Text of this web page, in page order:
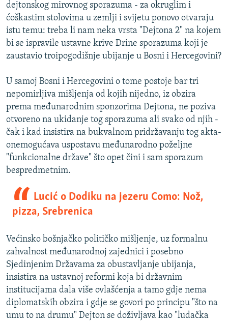
TRI DECENIJE OD RATA U BIH
NASTANAK I RASPAD JUGOSLAVIJE
dejtonskog mirovnog sporazuma - za okruglim i
ćoškastim stolovima u zemlji i svijetu ponovo otvaraju
istu temu: treba li nam neka vrsta "Dejtona 2" na kojem
bi se ispravile ustavne krive Drine sporazuma koji je
zaustavio troipogodišnje ubijanje u Bosni i Hercegovini?
U samoj Bosni i Hercegovini o tome postoje bar tri
nepomirljiva mišljenja od kojih nijedno, iz obzira
prema međunarodnim sponzorima Dejtona, ne poziva
otvoreno na ukidanje tog sporazuma ali svako od njih -
čak i kad insistira na bukvalnom pridržavanju tog akta-
onemogućava uspostavu međunarodno poželjne
"funkcionalne države" što opet čini i sam sporazum
bespredmetnim.
Lucić o Dodiku na jezeru Como: Nož,
pizza, Srebrenica
Većinsko bošnjačko političko mišljenje, uz formalnu
zahvalnost međunarodnoj zajednici i posebno
Sjedinjenim Državama za obustavljanje ubijanja,
insistira na ustavnoj reformi koja bi državnim
institucijama dala više ovlašćenja a tamo gdje nema
diplomatskih obzira i gdje se govori po principu "što na
umu to na drumu" Dejton se doživljava kao "ludačka